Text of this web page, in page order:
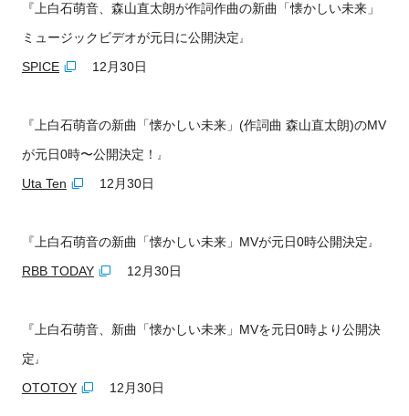
『上白石萌音、森山直太朗が作詞作曲の新曲「懐かしい未来」
ミュージックビデオが元日に公開決定 』
SPICE 12月30日
『上白石萌音の新曲「懐かしい未来」(作詞曲 森山直太朗)のMV
が元日0時〜公開決定！
』
Uta Ten 12月30日
『上白石萌音の新曲「懐かしい未来」MVが元日0時公開決定 』
RBB TODAY 12月30日
『上白石萌音、新曲「懐かしい未来」MVを元日0時より公開決
定 』
OTOTOY 12月30日